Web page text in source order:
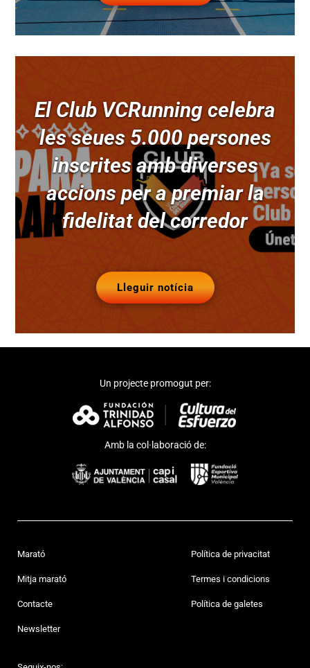
El Club VCRunning celebra
les seues 5.000 persones
inscrites amb diverses
accions per a premiar la
fidelitat del corredor
Lleguir notícia
Un projecte promogut per:
Amb la col·laboració de:
Marató
Mitja marató
Contacte
Newsletter
Política de privacitat
Termes i condicions
Política de galetes